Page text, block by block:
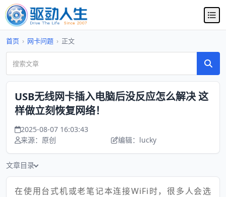
首页 › 网卡问题 › 正文
USB无线网卡插入电脑后没反应怎么解决 这
样做立刻恢复网络！
2025-08-07 16:03:43
来源：原创
编辑：lucky
文章目录
在使用台式机或老笔记本连接WiFi时，很多人会选